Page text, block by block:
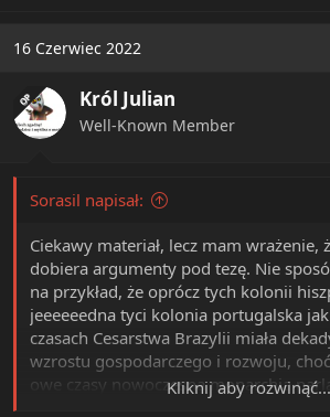
16 Czerwiec 2022
OP Król Julian
Well-Known Member
Sorasil napisał:
Ciekawy materiał, lecz mam wrażenie,
dobiera argumenty pod tezę. Nie
na przykład, że oprócz tych kolonii
jeeeeeedna tyci kolonia portugalska
czasach Cesarstwa Brazylii miała
wzrostu gospodarczego i rozwoju,
owe czasy nowoczesna monarchia
Kliknij aby rozwinąć...